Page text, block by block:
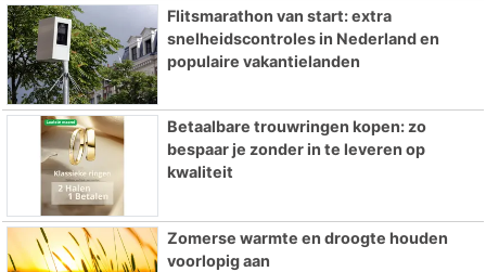
Flitsmarathon van start: extra
snelheidscontroles in Nederland en
populaire vakantielanden
Betaalbare trouwringen kopen: zo
bespaar je zonder in te leveren op
kwaliteit
Zomerse warmte en droogte houden
voorlopig aan